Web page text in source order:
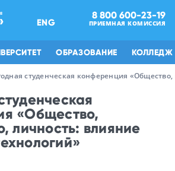
ENG
8 800 600-23-19
ПРИЕМНАЯ КОМИССИЯ
ОБРАЗОВАНИЕ КОЛЛЕДЖ
студенческая конференция
«Общество,
личность: влияние